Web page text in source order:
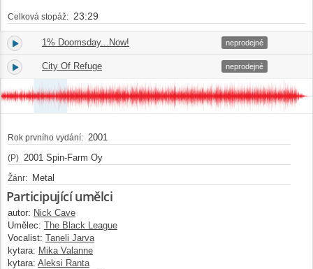
Celková stopáž: 23:29
1. 1% Doomsday...Now! 04:03
neprodejné
2. City Of Refuge 04:40
neprodejné
Rok prvního vydání: 2001
(P) 2001 Spin-Farm Oy
Žánr: Metal
Participující umělci
autor: Nick Cave
Umělec: The Black League
Vocalist: Taneli Jarva
kytara: Mika Valanne
kytara: Aleksi Ranta